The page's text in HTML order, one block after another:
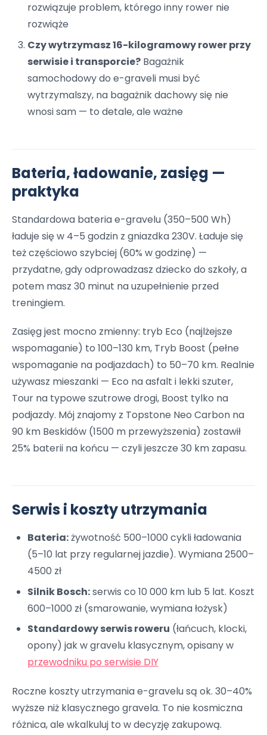
rozwiązuje problem, którego inny rower nie
rozwiąże
Czy wytrzymasz 16-kilogramowy rower przy
serwisie i transporcie?Bagażnik
samochodowy do e-graveli musi być
wytrzymalszy, na bagażnik dachowy się nie
wnosi sam — to detale, ale ważne
Bateria, ładowanie, zasięg —
praktyka
Standardowa bateria e-gravelu (350–500 Wh)
ładuje się w 4–5 godzin z gniazdka 230V. Ładuje się
też częściowo szybciej (60% w godzinę) —
przydatne, gdy odprowadzasz dziecko do szkoły, a
potem masz 30 minut na uzupełnienie przed
treningiem.
Zasięg jest mocno zmienny: tryb Eco (najlżejsze
wspomaganie) to 100–130 km, Tryb Boost (pełne
wspomaganie na podjazdach) to 50–70 km. Realnie
używasz mieszanki — Eco na asfalt i lekki szuter,
Tour na typowe szutrowe drogi, Boost tylko na
podjazdy. Mój znajomy z Topstone Neo Carbon na
90 km Beskidów (1500 m przewyższenia) zostawił
25% baterii na końcu — czyli jeszcze 30 km zapasu.
Serwis i koszty utrzymania
Bateria:żywotność 500–1000 cykli ładowania
(5–10 lat przy regularnej jazdie). Wymiana 2500–
4500 zł
Silnik Bosch:serwis co 10 000 km lub 5 lat. Koszt
600–1000 zł (smarowanie, wymiana łożysk)
Standardowy serwis roweru (łańcuch, klocki,
opony) jak w gravelu klasycznym, opisany w
przewodniku po serwisie DIY
Roczne koszty utrzymania e-gravelu są ok. 30–40%
wyższe niż klasycznego gravela. To nie kosmiczna
różnica, ale wkalkuluj to w decyzję zakupową.